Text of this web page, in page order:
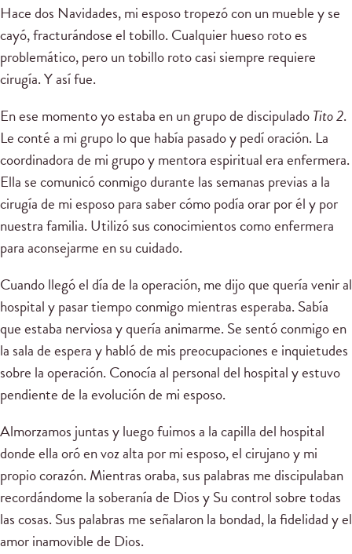
Hace dos Navidades, mi esposo tropezó con un mueble y se
cayó, fracturándose el tobillo. Cualquier hueso roto es
problemático, pero un tobillo roto casi siempre requiere
cirugía. Y así fue.
En ese momento yo estaba en un grupo de discipuladoTito 2.
Le conté a mi grupo lo que había pasado y pedí oración. La
coordinadora de mi grupo y mentora espiritual era enfermera.
Ella se comunicó conmigo durante las semanas previas a la
cirugía de mi esposo para saber cómo podía orar por él y por
nuestra familia. Utilizó sus conocimientos como enfermera
para aconsejarme en su cuidado.
Cuando llegó el día de la operación, me dijo que quería venir al
hospital y pasar tiempo conmigo mientras esperaba. Sabía
que estaba nerviosa y quería animarme. Se sentó conmigo en
la sala de espera y habló de mis preocupaciones e inquietudes
sobre la operación. Conocía al personal del hospital y estuvo
pendiente de la evolución de mi esposo.
Almorzamos juntas y luego fuimos a la capilla del hospital
donde ella oró en voz alta por mi esposo, el cirujano y mi
propio corazón. Mientras oraba, sus palabras me discipulaban
recordándome la soberanía de Dios y Su control sobre todas
las cosas. Sus palabras me señalaron la bondad, la fidelidad y el
amor inamovible de Dios.